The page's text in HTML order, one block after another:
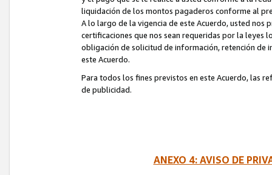
liquidación de los montos pagaderos conforme al
A lo largo de la vigencia de este Acuerdo, usted
certificaciones que nos sean requeridas por la leyes
obligación de solicitud de información, retención de
este Acuerdo.
Para todos los fines previstos en este Acuerdo, las
de publicidad.
ANEXO 4: AVISO DE